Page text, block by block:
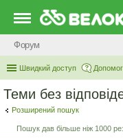
Форум
Швидкий доступ
Теми без
Розширений пошук
Пошук дав більше ніж 1000